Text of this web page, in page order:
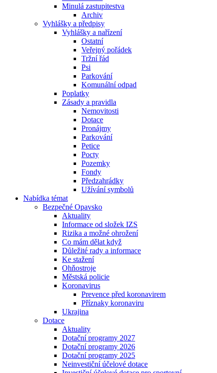
Minulá zastupitestva
Archiv
Vyhlášky a předpisy
Vyhlášky a nařízení
Ostatní
Veřejný pořádek
Tržní řád
Psi
Parkování
Komunální odpad
Poplatky
Zásady a pravidla
Nemovitosti
Dotace
Pronájmy
Parkování
Petice
Pocty
Pozemky
Fondy
Předzahrádky
Užívání symbolů
Nabídka témat
Bezpečné Opavsko
Aktuality
Informace od složek IZS
Rizika a možné ohrožení
Co mám dělat když
Důležité rady a informace
Ke stažení
Ohňostroje
Městská policie
Koronavirus
Prevence před koronavirem
Příznaky koronaviru
Ukrajina
Dotace
Aktuality
Dotační programy 2027
Dotační programy 2026
Dotační programy 2025
Neinvestiční účelové dotace